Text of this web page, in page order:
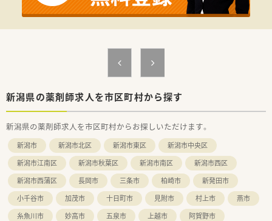
【勤務実態について】
■平日は9時から17時30分までの勤務となっており、夜遅くなる
ことがないため、仕事終わりの時間を有意義に活用可能です。
予定が立てやすく、家族や友人との時間も大切にできます。
■残業は月平均でもほとんど発生しない仕組みが整っており、定
【職場環境と雰囲気】
■薬剤師と事務スタッフが協力し合うアットホームな職場で、少
■経験豊富なスタッフが在籍しているため、管理職としての着任
後も周囲の丁寧なサポートを受けながら業務に慣れて頂けま
す。
■患者様との距離が近く、直接感謝の言葉をいただける機会が多
いため、スタッフ全員が高いやりがいを持って業務に励んでいま
す。
新潟県の薬剤師求人を市区町村から探す
新潟県の薬剤師求人を市区町村からお探しいただけます。
新潟市 新潟市北区 新潟市東区
新潟市中央区
新潟市江南区
新潟市秋葉区 新潟市南区
新潟市西区
新潟市西蒲区
長岡市 三条市 柏崎市
新発田市
小千谷市
加茂市 十日町市 見附市 村上市
燕市
糸魚川市
妙高市 五泉市 上越市 阿賀野市